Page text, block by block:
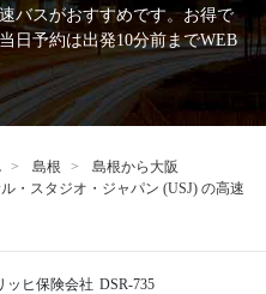
バスがおすすめです。お得で
日予約は出発10分前までWEB
島根
島根から大阪
・スタジオ・ジャパン (USJ) の高速
ッヒ保険会社 DSR-735